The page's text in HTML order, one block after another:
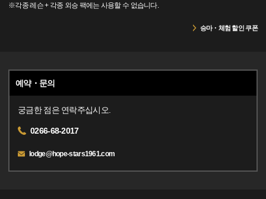
※각종 레슨 + 각종 외승 팩에는 사용할 수 없습니다.
승마・체험 할인 쿠폰
예약・문의
궁금한 점은 연락주십시오.
0266-68-2017
lodge@hope-stars1961.com